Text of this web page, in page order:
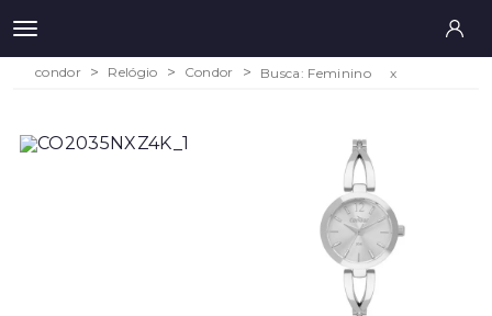
condor Relógio Condor Busca: Feminino x